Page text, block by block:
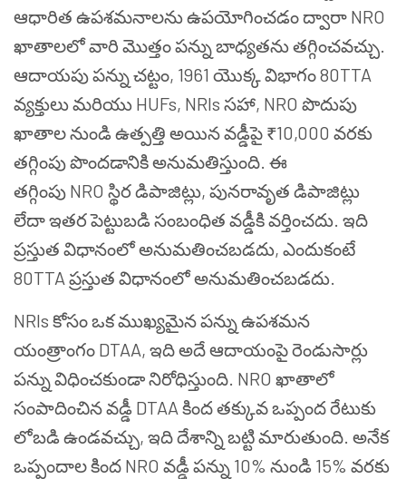
ఆధారిత ఉపశమనాలను ఉపయోగించడం ద్వారా NRO
ఖాతాలలో వారి మొత్తం పన్ను బాధ్యతను తగ్గించవచ్చు.
ఆదాయపు పన్ను చట్టం, 1961 యొక్క విభాగం 80TTA
వ్యక్తులు మరియు HUFs, NRIs సహా, NRO పొదుపు
ఖాతాల నుండి ఉత్పత్తి అయిన వడ్డీపై ₹10,000 వరకు
తగ్గింపు పొందడానికి అనుమతిస్తుంది. ఈ
తగ్గింపు NRO స్థిర డిపాజిట్లు, పునరావృత డిపాజిట్లు
లేదా ఇతర పెట్టుబడి సంబంధిత వడ్డీకి వర్తించదు. ఇది
ప్రస్తుత విధానంలో అనుమతించబడదు, ఎందుకంటే
80TTA ప్రస్తుత విధానంలో అనుమతించబడదు.
NRIs కోసం ఒక ముఖ్యమైన పన్ను ఉపశమన
యంత్రాంగం DTAA, ఇది అదే ఆదాయంపై రెండుసార్లు
పన్ను విధించకుండా నిరోధిస్తుంది. NRO ఖాతాలో
సంపాదించిన వడ్డీ DTAA కింద తక్కువ ఒప్పంద రేటుకు
లోబడి ఉండవచ్చు, ఇది దేశాన్ని బట్టి మారుతుంది. అనేక
ఒప్పందాల కింద NRO వడ్డీ పన్ను 10% నుండి 15% వరకు